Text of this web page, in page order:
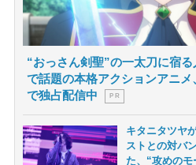
“おっさん剣聖”の一太刀に宿
で話題の本格アクションアニ
で独占配信中
P R
キタニタツヤ
ストとの対バ
た、“攻めの